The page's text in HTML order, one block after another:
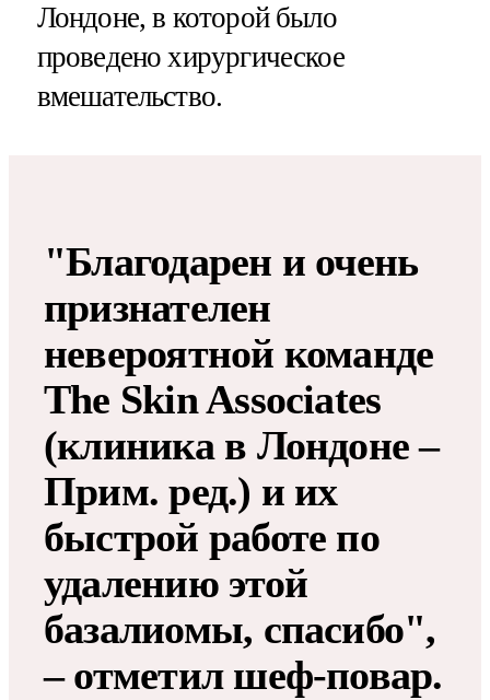
Лондоне, в которой было
проведено хирургическое
вмешательство.
"Благодарен и очень
признателен
невероятной команде
The Skin Associates
(клиника в Лондоне –
Прим. ред​​​.) и их
быстрой работе по
удалению этой
базалиомы, спасибо",
– отметил шеф-повар.